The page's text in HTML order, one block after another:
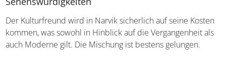
Sehenswürdigkeiten
Der Kulturfreund wird in Narvik sicherlich auf seine
Kosten kommen, was sowohl in Hinblick auf die
Vergangenheit als auch Moderne gilt. Die Mischung ist